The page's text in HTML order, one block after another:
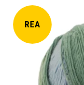
REA